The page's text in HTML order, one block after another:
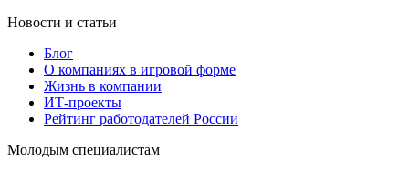
Новости и статьи
Блог
О компаниях в игровой форме
Жизнь в компании
ИТ-проекты
Рейтинг работодателей России
Молодым специалистам